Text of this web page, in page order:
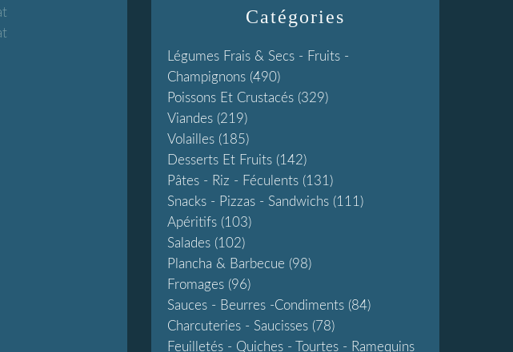
Catégories
Légumes Frais & Secs - Fruits -
Champignons (490)
Poissons Et Crustacés (329)
Viandes (219)
Volailles (185)
Desserts Et Fruits (142)
Pâtes - Riz - Féculents (131)
Snacks - Pizzas - Sandwichs (111)
Apéritifs (103)
Salades (102)
Plancha & Barbecue (98)
Fromages (96)
Sauces - Beurres -condiments (84)
Charcuteries - Saucisses (78)
Feuilletés - Quiches - Tourtes - Ramequins